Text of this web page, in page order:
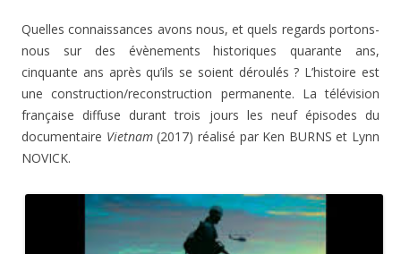
Quelles connaissances avons nous, et quels regards portons-
nous sur des évènements historiques quarante ans,
cinquante ans après qu’ils se soient déroulés ? L’histoire est
une construction/reconstruction permanente. La télévision
française diffuse durant trois jours les neuf épisodes du
documentaire Vietnam(2017) réalisé par Ken BURNS et Lynn
NOVICK.